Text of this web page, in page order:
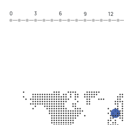
0
3 6 9 12